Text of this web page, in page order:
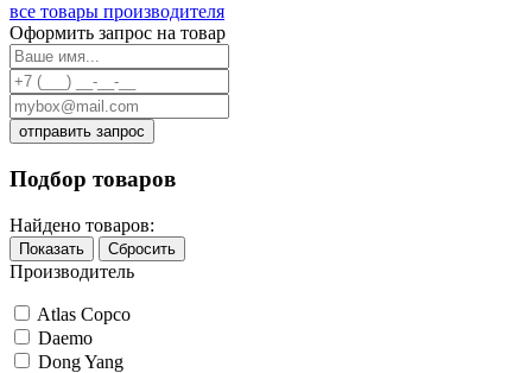
все товары производителя
Оформить запрос на товар
отправить запрос
Подбор товаров
Найдено товаров:
Показать Сбросить
Производитель
Atlas Copco
Daemo
Dong Yang